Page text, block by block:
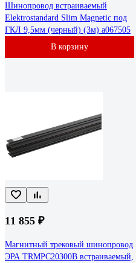
Шинопровод встраиваемый
Elektrostandard Slim Magnetic под
ГКЛ 9,5мм (черный) (3м) a067505
В корзину
11 855 ₽
Магнитный трековый шинопровод
ЭРА TRMPC20300B встраиваемый,